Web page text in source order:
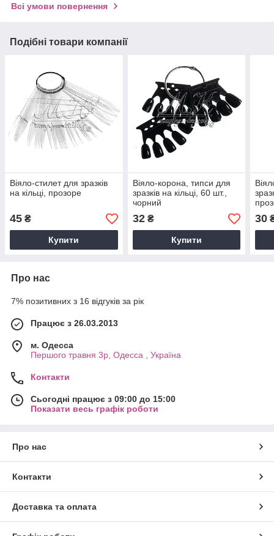
Всі умови повернення
Подібні товари компанії
Віяло-стилет для зразків
на кільці, прозоре
45 ₴
Купити
Віяло-корона, типси для
зразків на кільці, 60 шт.,
чорний
32₴
Купити
30
Про нас
7% позитивних з 16 відгуків за рік
Працює з 26.03.2013
м. Одесса
Першого травня 3р, Одесса , Україна
Контакти
Сьогодні працює з 09:00 до 15:00
Показати весь графік роботи
Про нас
Контакти
Доставка та оплата